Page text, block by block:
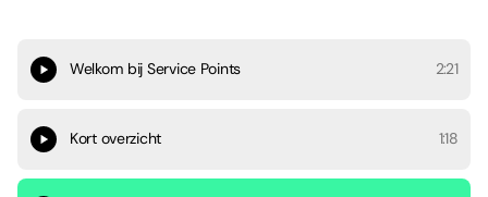
Welkom bij Service Points 2:21
Kort overzicht 1:18